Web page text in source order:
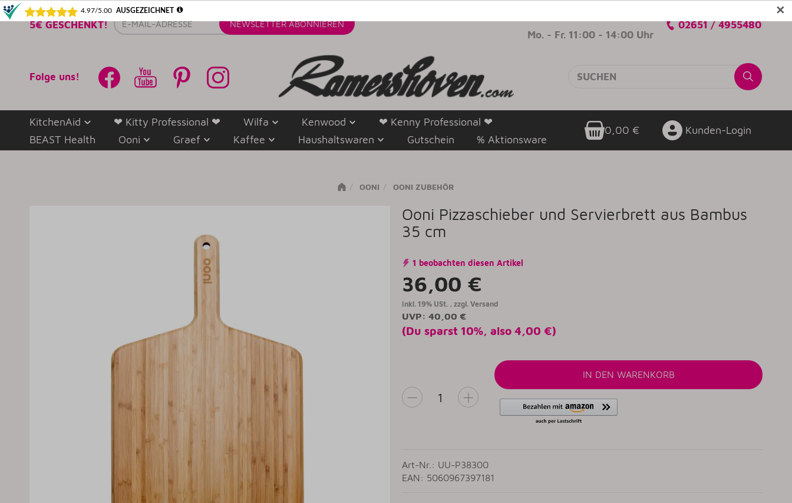
✕
5€ GESCHENKT! E-
Mail-
NEWSLETTER ABONNIEREN
Mo. - Fr. 11:00 - 14:00 Uhr
02651 / 4955480
Folge uns!
KitchenAid ❤ Kitty Professional ❤ Wilfa Kenwood
❤ Kenny Professional ❤
BEAST Health
Ooni Graef Kaffee Haushaltswaren Gutschein % Aktionsware
0,00 € Kunden-Login
OONI OONI ZUBEHÖR
Ooni Pizzaschieber und Servierbrett aus Bambus
35 cm
1 beobachten diesen Artikel
36,00 €
inkl. 19% USt. , zzgl. Versand
UVP: 40,00 €
(Du sparst 10%, also 4,00 €)
IN DEN WARENKORB
Art-Nr.: UU-P38300
EAN: 5060967397181